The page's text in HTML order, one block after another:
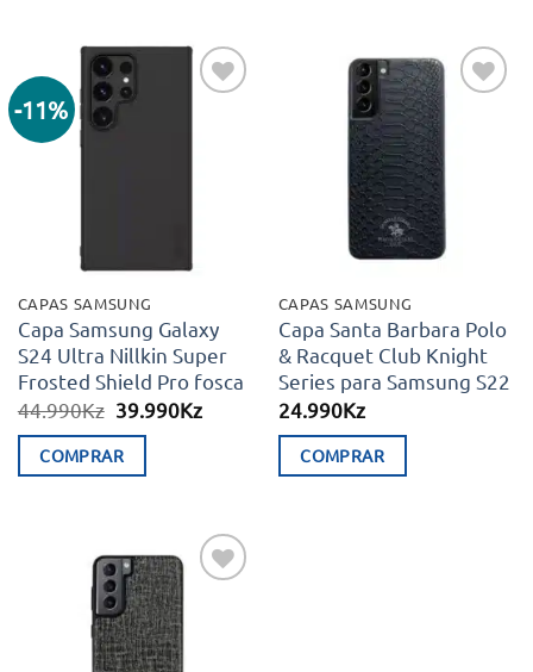
variants.
chosen
on
the
product
page
-11%
CAPAS SAMSUNG
Capa Samsung Galaxy
S24 Ultra Nillkin Super
Frosted Shield Pro fosca
44.990Kz O
original
era:
39.990KzO
COMPRAR
Adicionar
aos meus
desejos
CAPAS SAMSUNG
Capa Santa Barbara Polo
& Racquet Club Knight
Series para Samsung S22
24.990Kz
COMPRAR
Adicionar
aos meus
desejos